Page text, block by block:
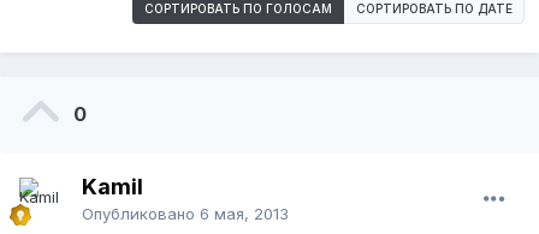
СОРТИРОВАТЬ ПО ГОЛОСАМ СОРТИРОВАТЬ ПО ДАТЕ
0
Kamil
Опубликовано 6 мая, 2013